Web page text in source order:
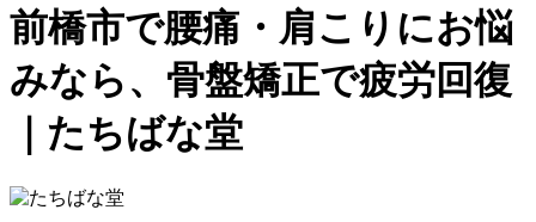
前橋市で腰痛・肩こりにお悩
みなら、骨盤矯正で疲労回復
｜たちばな堂